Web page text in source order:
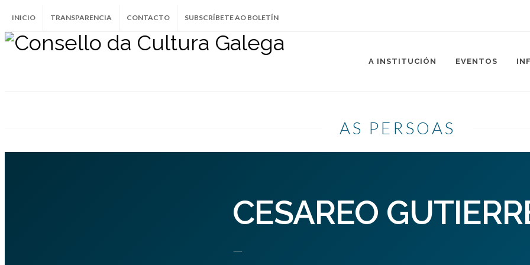
INICIO TRANSPARENCIA CONTACTO SUBSCRÍBETE AO BOLETÍN
A INSTITUCIÓN EVENTOS
AS PERSOAS
CESAREO
—